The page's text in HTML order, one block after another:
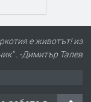
е животът! из
. -Димитър Талев